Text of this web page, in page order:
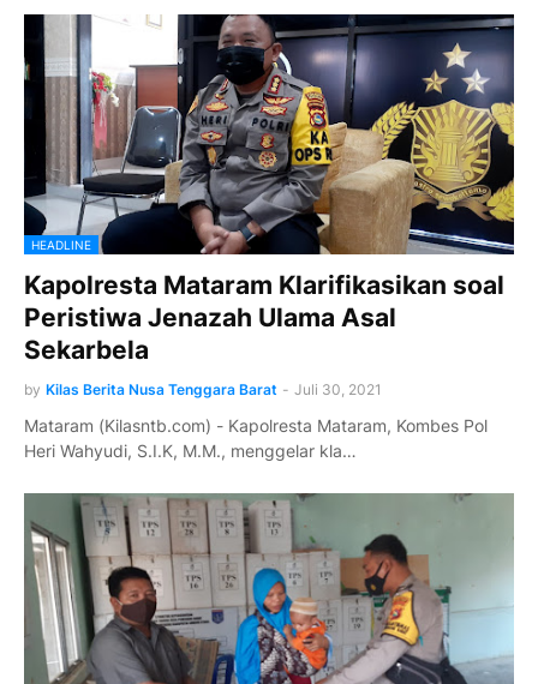
HEADLINE
Kapolresta Mataram Klarifikasikan soal
Peristiwa Jenazah Ulama Asal
Sekarbela
by Kilas Berita Nusa Tenggara Barat - Juli 30, 2021
Mataram (Kilasntb.com) - Kapolresta Mataram, Kombes Pol
Heri Wahyudi, S.I.K, M.M., menggelar kla…